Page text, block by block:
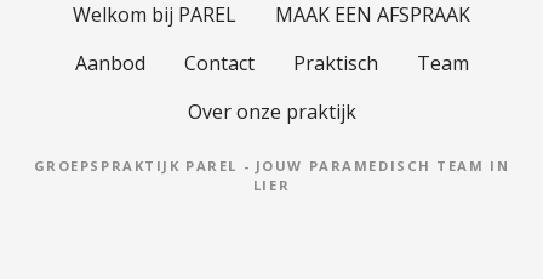
Welkom bij PAREL
MAAK EEN AFSPRAAK
Aanbod
Contact Praktisch
Team
Over onze praktijk
GROEPSPRAKTIJK PAREL - JOUW PARAMEDISCH TEAM IN
LIER